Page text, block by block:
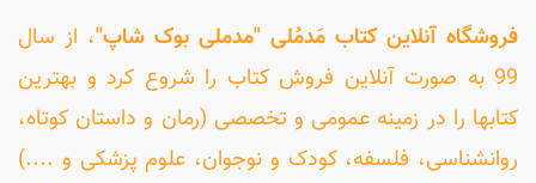
فروشگاه آنلاین کتاب مَدمُلی "مدملی بوک شاپ"، از سال
99 به صورت آنلاین فروش کتاب را شروع کرد و بهترین
کتابها را در زمینه عمومی و تخصصی (رمان و داستان کوتاه،
روانشناسی، فلسفه، کودک و نوجوان، علوم پزشکی و ....)